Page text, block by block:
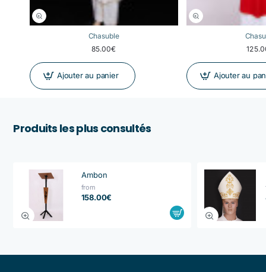
Chasuble
85.00€
Ajouter au panier Ajouter au
Produits les plus consultés
Ambon
from
158.00€